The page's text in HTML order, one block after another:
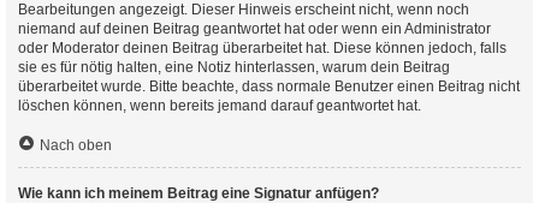
Bearbeitungen angezeigt. Dieser Hinweis erscheint nicht, wenn noch
niemand auf deinen Beitrag geantwortet hat oder wenn ein Administrator
oder Moderator deinen Beitrag überarbeitet hat. Diese können jedoch, falls
sie es für nötig halten, eine Notiz hinterlassen, warum dein Beitrag
überarbeitet wurde. Bitte beachte, dass normale Benutzer einen Beitrag nicht
löschen können, wenn bereits jemand darauf geantwortet hat.
Nach oben
Wie kann ich meinem Beitrag eine Signatur anfügen?